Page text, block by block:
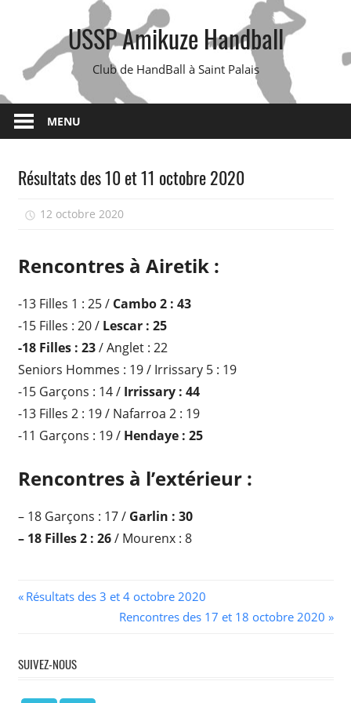
USSP Amikuze Handball
Club de HandBall à Saint Palais
MENU
Résultats des 10 et 11 octobre 2020
12 octobre 2020
Rencontres à Airetik :
-13 Filles 1 : 25 / Cambo 2 : 43
-15 Filles : 20 / Lescar : 25
-18 Filles : 23/ Anglet : 22
Seniors Hommes : 19 / Irrissary 5 : 19
-15 Garçons : 14 / Irrissary : 44
-13 Filles 2 : 19 / Nafarroa 2 : 19
-11 Garçons : 19 / Hendaye : 25
Rencontres à l’extérieur :
– 18 Garçons : 17 / Garlin : 30
– 18 Filles 2 : 26/ Mourenx : 8
Navigation
l’article
Previous
Résultats des 3 et 4 octobre 2020
Next
Rencontres des 17 et 18 octobre 2020
SUIVEZ-NOUS